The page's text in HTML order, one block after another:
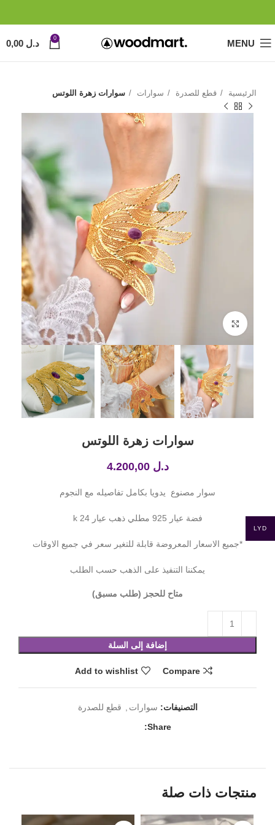
MENU
0 د.ل
الرئيسية قطع للصدرة سوارات سوارات زهرة اللوتس
سوارات زهرة اللوتس
د.ل 4.200,00
سوار مصنوع يدويا بكامل تفاصيله مع النجوم
فضة عيار 925 مطلي ذهب عيار 24 k
*جميع الاسعار المعروضة قابلة للتغير سعر في جميع الاوقات
يمكننا التنفيذ على الذهب حسب الطلب
متاح للحجز (طلب مسبق)
إضافة إلى السلة
Compare
Add to wishlist
التصنيفات: سوارات , قطع للصدرة
Share:
منتجات ذات صلة
LYD